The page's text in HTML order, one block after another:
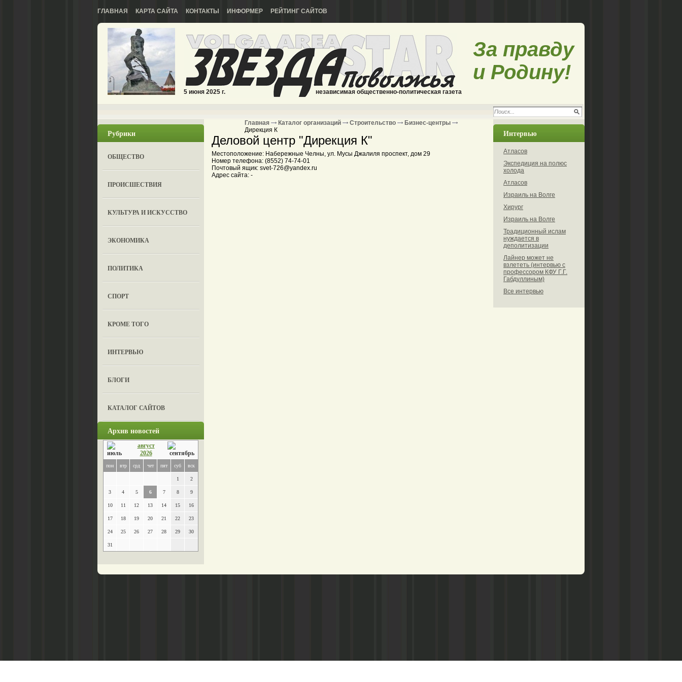
ГЛАВНАЯ КАРТА САЙТА КОНТАКТЫ ИНФОРМЕР РЕЙТИНГ САЙТОВ
5 июня 2025 г. независимая общественно-политическая газета
За правду
и Родину!
Рубрики
ОБЩЕСТВО
ПРОИСШЕСТВИЯ
КУЛЬТУРА И ИСКУССТВО
ЭКОНОМИКА
ПОЛИТИКА
СПОРТ
КРОМЕ ТОГО
ИНТЕРВЬЮ
БЛОГИ
КАТАЛОГ САЙТОВ
Архив новостей
август
2026
пон втр срд чет пят суб вск
1 2
3 4 5 6 7 8 9
10 11 12 13 14 15 16
17 18 19 20 21 22 23
24 25 26 27 28 29 30
31
Главная Каталог организаций Строительство
Бизнес-центры
Дирекция К
Деловой центр "Дирекция К"
Местоположение: Набережные Челны, ул. Мусы Джалиля проспект, дом 29
Номер телефона: (8552) 74-74-01
Почтовый ящик: svet-726@yandex.ru
Адрес сайта: -
Интервью
Атласов
Экспедиция на полюс
холода
Атласов
Израиль на Волге
Хирург
Израиль на Волге
Традиционный ислам
нуждается в
деполитизации
Лайнер может не
взлететь (интервью с
профессором КФУ Г.Г.
Габдуллиным)
Все интервью